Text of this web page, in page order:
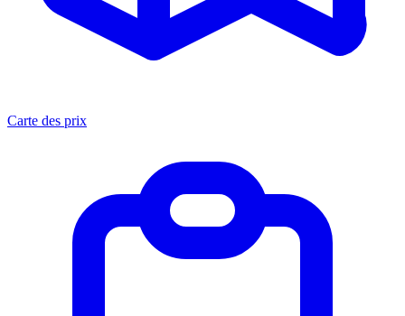
Carte des prix